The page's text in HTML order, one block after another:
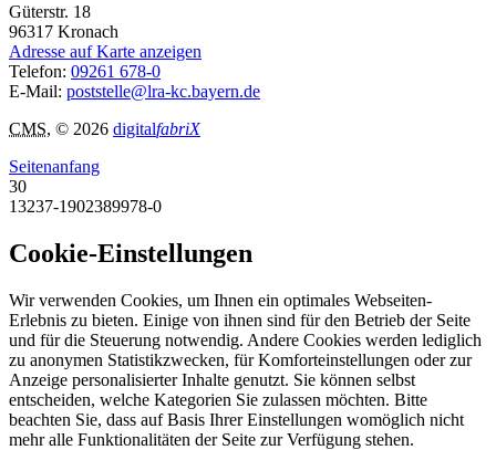
Güterstr. 18
96317 Kronach
Adresse auf Karte anzeigen
Telefon: 09261 678-0
E-Mail: poststelle@lra-kc.bayern.de
CMS, © 2026 digitalfabriX
Seitenanfang
30
13237-1902389978-0
Cookie-Einstellungen
Wir verwenden Cookies, um Ihnen ein optimales Webseiten-
Erlebnis zu bieten. Einige von ihnen sind für den Betrieb der Seite
und für die Steuerung notwendig. Andere Cookies werden lediglich
zu anonymen Statistikzwecken, für Komforteinstellungen oder zur
Anzeige personalisierter Inhalte genutzt. Sie können selbst
entscheiden, welche Kategorien Sie zulassen möchten. Bitte
beachten Sie, dass auf Basis Ihrer Einstellungen womöglich nicht
mehr alle Funktionalitäten der Seite zur Verfügung stehen.